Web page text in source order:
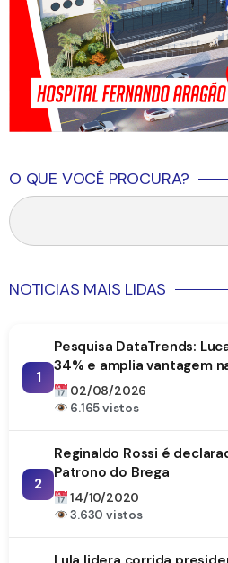
O QUE VOCÊ PROCURA?
NOTICIAS MAIS LIDAS
1
Pesquisa DataTrends:
34% e amplia vantagem
da Paraíba
02/08/2026
6.165 vistos
2
Reginaldo Rossi é
Patrono do Brega
14/10/2020
3.630 vistos